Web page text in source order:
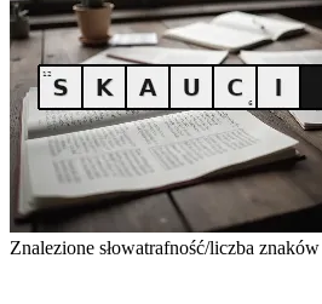
Znalezione słowatrafność/liczba znaków